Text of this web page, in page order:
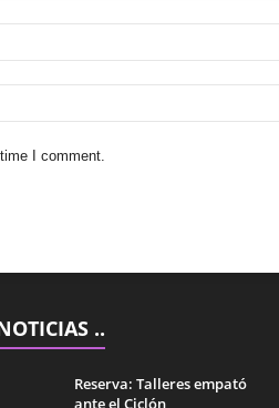
I comment.
..
Reserva: Talleres empató
ante el Ciclón